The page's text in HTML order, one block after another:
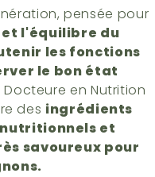
pensée pour
l'équilibre du
les fonctions
le bon état
en Nutrition
des ingrédients
nutritionnels et
savoureux pour